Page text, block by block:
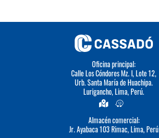
Oficina principal:
Calle Los Cóndores Mz. I, Lote 12,
Urb. Santa María de Huachipa.
Lurigancho, Lima, Perú.
Almacén comercial:
Jr. Ayabaca 103 Rimac, Lima, Perú